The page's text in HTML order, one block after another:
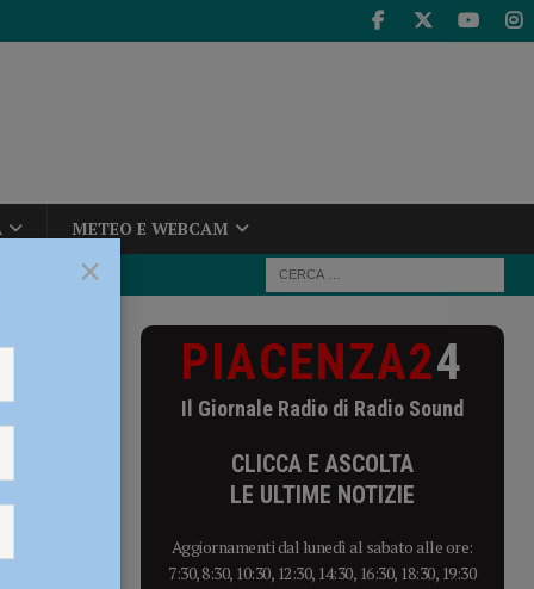
METEO E WEBCAM
in
“Senza
PIACENZA24
Il Giornale Radio di Radio Sound
CLICCA E ASCOLTA
LE ULTIME NOTIZIE
Aggiornamenti dal lunedì al sabato alle ore:
7:30, 8:30, 10:30, 12:30, 14:30, 16:30, 18:30, 19:30
×